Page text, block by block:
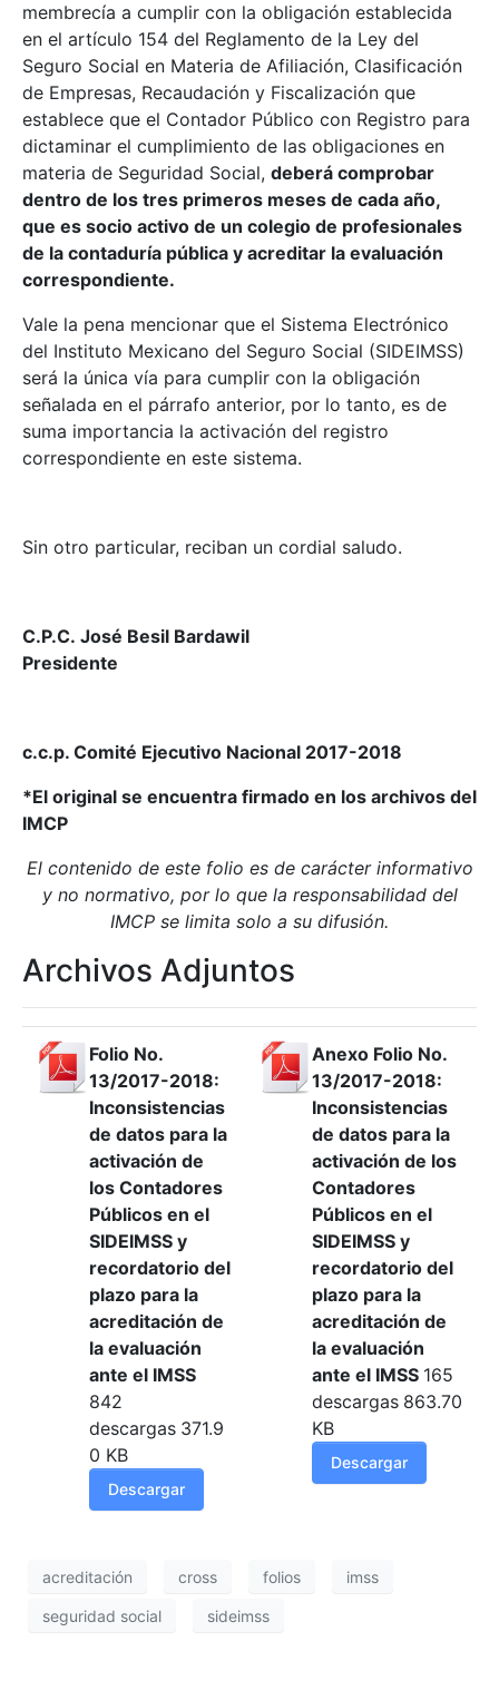
membrecía a cumplir con la obligación establecida
en el artículo 154 del Reglamento de la Ley del
Seguro Social en Materia de Afiliación, Clasificación
de Empresas, Recaudación y Fiscalización que
establece que el Contador Público con Registro para
dictaminar el cumplimiento de las obligaciones en
materia de Seguridad Social, deberá comprobar
dentro de los tres primeros meses de cada año,
que es socio activo de un colegio de profesionales
de la contaduría pública y acreditar la evaluación
correspondiente.
Vale la pena mencionar que el Sistema Electrónico
del Instituto Mexicano del Seguro Social (SIDEIMSS)
será la única vía para cumplir con la obligación
señalada en el párrafo anterior, por lo tanto, es de
suma importancia la activación del registro
correspondiente en este sistema.
Sin otro particular, reciban un cordial saludo.
C.P.C. José Besil Bardawil
Presidente
c.c.p. Comité Ejecutivo Nacional 2017-2018
*El original se encuentra firmado en los archivos del
IMCP
El contenido de este folio es de carácter informativo
y no normativo, por lo que la responsabilidad del
IMCP se limita solo a su difusión.
Archivos Adjuntos
Folio No.
13/2017-2018:
Inconsistencias
de datos para la
activación de
los Contadores
Públicos en el
SIDEIMSS y
recordatorio del
plazo para la
acreditación de
la evaluación
ante el IMSS
842
descargas 371.9
0 KB
Descargar
Anexo Folio No.
13/2017-2018:
Inconsistencias
de datos para la
activación de los
Contadores
Públicos en el
SIDEIMSS y
recordatorio del
plazo para la
acreditación de
la evaluación
ante el IMSS 165
descargas 863.70
KB
Descargar
acreditación cross folios imss
seguridad social sideimss